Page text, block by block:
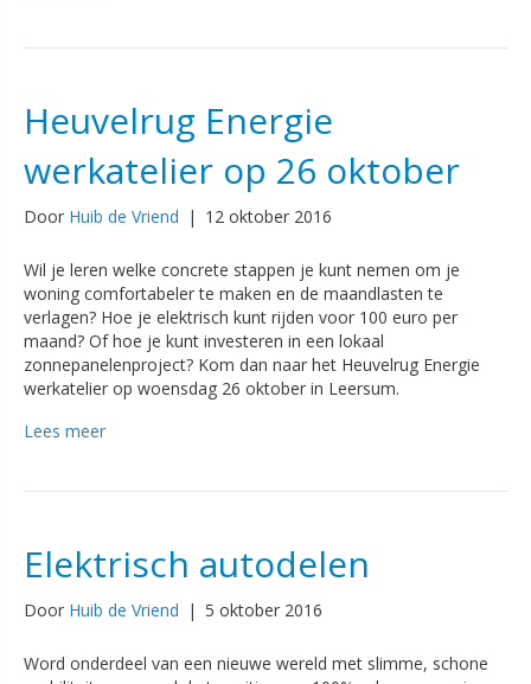
Heuvelrug Energie
werkatelier op 26 oktober
Door Huib de Vriend | 12 oktober 2016
Wil je leren welke concrete stappen je kunt nemen om je
woning comfortabeler te maken en de maandlasten te
verlagen? Hoe je elektrisch kunt rijden voor 100 euro per
maand? Of hoe je kunt investeren in een lokaal
zonnepanelenproject? Kom dan naar het Heuvelrug Energie
werkatelier op woensdag 26 oktober in Leersum.
Lees meer
Elektrisch autodelen
Door Huib de Vriend | 5 oktober 2016
Word onderdeel van een nieuwe wereld met slimme, schone